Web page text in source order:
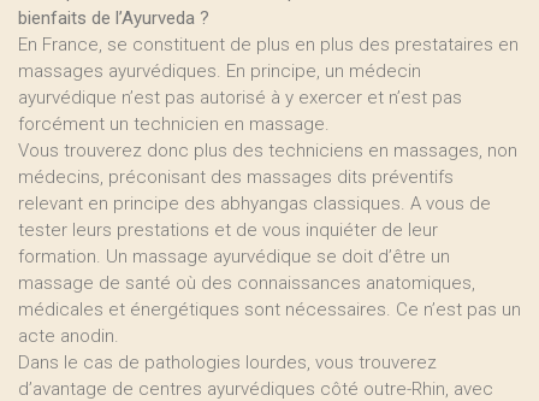
bienfaits de l’Ayurveda ?
En France, se constituent de plus en plus des prestataires en
massages ayurvédiques. En principe, un médecin
ayurvédique n’est pas autorisé à y exercer et n’est pas
forcément un technicien en massage.
Vous trouverez donc plus des techniciens en massages, non
médecins, préconisant des massages dits préventifs
relevant en principe des abhyangas classiques. A vous de
tester leurs prestations et de vous inquiéter de leur
formation. Un massage ayurvédique se doit d’être un
massage de santé où des connaissances anatomiques,
médicales et énergétiques sont nécessaires. Ce n’est pas un
acte anodin.
Dans le cas de pathologies lourdes, vous trouverez
d’avantage de centres ayurvédiques côté outre-Rhin, avec